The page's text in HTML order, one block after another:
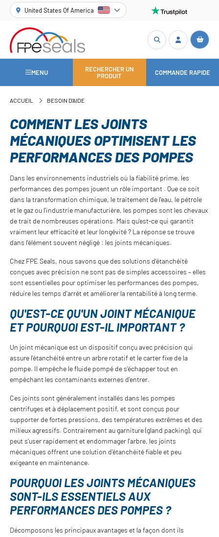
United States Of America
MENU
RECHERCHER UN
PRODUIT
COMMANDE RAPIDE
ACCUEIL BESOIN D'AIDE
COMMENT LES JOINTS
MÉCANIQUES OPTIMISENT LES
PERFORMANCES DES POMPES
Dans les environnements industriels où la fiabilité prime, les
performances des pompes jouent un rôle important . Que ce soit
dans la transformation chimique, le traitement de l'eau, le pétrole
et le gaz ou l'industrie manufacturière, les pompes sont les chevaux
de trait de nombreuses opérations. Mais qu'est-ce qui garantit
vraiment leur efficacité et leur longévité ? La réponse se trouve
dans l'élément souvent négligé : les joints mécaniques.
Chez FPE Seals, nous savons que des solutions d'étanchéité
conçues avec précision ne sont pas de simples accessoires – elles
sont essentielles pour optimiser les performances des pompes,
réduire les temps d'arrêt et améliorer la rentabilité à long terme.
QU'EST-CE QU'UN JOINT MÉCANIQUE
ET POURQUOI EST-IL IMPORTANT ?
Un joint mécanique est un dispositif conçu avec précision qui
assure l'étanchéité entre un arbre rotatif et le carter fixe de la
pompe. Il empêche le fluide pompé de s'échapper tout en
empêchant les contaminants externes d'entrer.
Ces joints sont généralement installés dans les pompes
centrifuges et à déplacement positif, et sont conçus pour
supporter de fortes pressions, des températures extrêmes et des
milieux agressifs. Contrairement au garniture (gland packing), qui
peut s'user rapidement et endommager l'arbre, les joints
mécaniques offrent une solution d'étanchéité fiable et peu
exigeante en maintenance.
POURQUOI LES JOINTS MÉCANIQUES
SONT-ILS ESSENTIELS AUX
PERFORMANCES DES POMPES ?
Décomposons les principaux avantages et la façon dont ils